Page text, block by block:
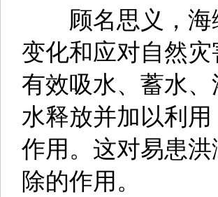
顾名思义，海
变化和应对自然
有效吸水、蓄水
水释放并加以利
作用。这对易患
除的作用。